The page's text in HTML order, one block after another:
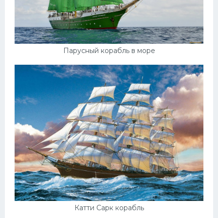
Парусный корабль в море
Катти Сарк корабль